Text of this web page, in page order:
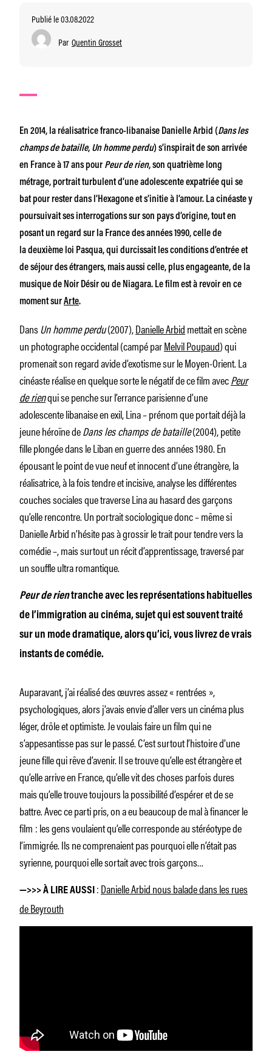
Publié le 03.08.2022
Par Quentin Grosset
En 2014, la réalisatrice franco-libanaise Danielle Arbid (Dans les
champs de bataille, Un homme perdu) s’inspirait de son arrivée
en France à 17 ans pour Peur de rien, son quatrième long
métrage, portrait turbulent d’une adolescente expatriée qui se
bat pour rester dans l’Hexagone et s’initie à l’amour. La cinéaste y
poursuivait ses interrogations sur son pays d’origine, tout en
posant un regard sur la France des années 1990, celle de
la deuxième loi Pasqua, qui durcissait les conditions d’entrée et
de séjour des étrangers, mais aussi celle, plus engageante, de la
musique de Noir Désir ou de Niagara. Le film est à revoir en ce
moment surArte.
DansUn homme perdu(2007),Danielle Arbidmettait en scène
un photographe occidental (campé parMelvil Poupaud) qui
promenait son regard avide d’exotisme sur le Moyen-Orient. La
cinéaste réalise en quelque sorte le négatif de ce film avecPeur
de rienqui se penche sur l’errance parisienne d’une
adolescente libanaise en exil, Lina – prénom que portait déjà la
jeune héroïne deDans les champs de bataille(2004), petite
fille plongée dans le Liban en guerre des années 1980. En
épousant le point de vue neuf et innocent d’une étrangère, la
réalisatrice, à la fois tendre et incisive, analyse les différentes
couches sociales que traverse Lina au hasard des garçons
qu’elle rencontre. Un portrait sociologique donc – même si
Danielle Arbid n’hésite pas à grossir le trait pour tendre vers la
comédie –, mais surtout un récit d’apprentissage, traversé par
un souffle ultra romantique.
Peur de rientranche avec les représentations habituelles
de l’immigration au cinéma, sujet qui est souvent traité
sur un mode dramatique, alors qu’ici, vous livrez de vrais
instants de comédie.
Auparavant, j’ai réalisé des œuvres assez « rentrées »,
psychologiques, alors j’avais envie d’aller vers un cinéma plus
léger, drôle et optimiste. Je voulais faire un film qui ne
s’appesantisse pas sur le passé. C’est surtout l’histoire d’une
jeune fille qui rêve d’avenir. Il se trouve qu’elle est étrangère et
qu’elle arrive en France, qu’elle vit des choses parfois dures
mais qu’elle trouve toujours la possibilité d’espérer et de se
battre. Avec ce parti pris, on a eu beaucoup de mal à financer le
film : les gens voulaient qu’elle corresponde au stéréotype de
l’immigrée. Ils ne comprenaient pas pourquoi elle n’était pas
syrienne, pourquoi elle sortait avec trois garçons…
—>>> À LIRE AUSSI :Danielle Arbid nous balade dans les rues
de Beyrouth